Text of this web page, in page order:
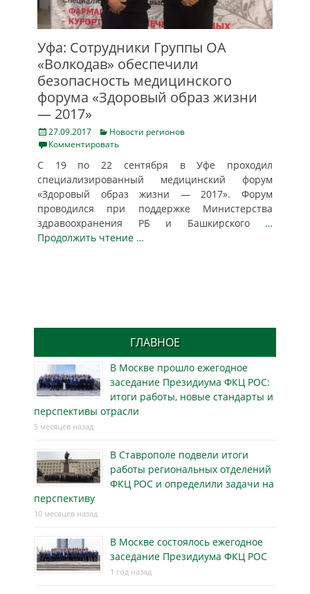
Уфа: Сотрудники Группы ОА
«Волкодав» обеспечили
безопасность медицинского
форума «Здоровый образ жизни
— 2017»
Posted
on
27.09.2017 Categories
Новости регионов
Комментировать
С 19 по 22 сентября в Уфе проходил
специализированный медицинский форум
«Здоровый образ жизни — 2017». Форум
проводился при поддержке Министерства
здравоохранения РБ и Башкирского …
Продолжить чтение …
ГЛАВНОЕ
В Москве прошло ежегодное
заседание Президиума ФКЦ РОС:
итоги работы, новые стандарты и
перспективы отрасли
5 месяцев назад
В Ставрополе подвели итоги
работы региональных отделений
ФКЦ РОС и определили задачи на
перспективу
10 месяцев назад
В Москве состоялось ежегодное
заседание Президиума ФКЦ РОС
1 год назад